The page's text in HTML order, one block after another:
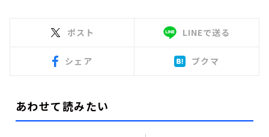
ポスト LINEで送る
シェア ブクマ
あわせて読みたい